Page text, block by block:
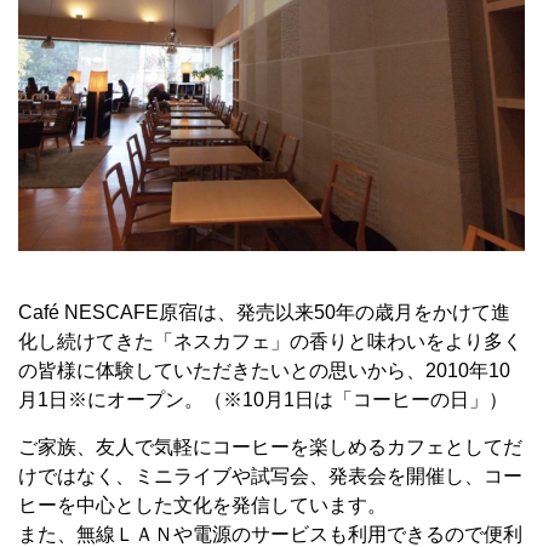
Café NESCAFE原宿は、発売以来50年の歳月をかけて進
化し続けてきた「ネスカフェ」の香りと味わいをより多く
の皆様に体験していただきたいとの思いから、2010年10
月1日※にオープン。（※10月1日は「コーヒーの日」）
ご家族、友人で気軽にコーヒーを楽しめるカフェとしてだ
けではなく、ミニライブや試写会、発表会を開催し、コー
ヒーを中心とした文化を発信しています。
また、無線ＬＡＮや電源のサービスも利用できるので便利